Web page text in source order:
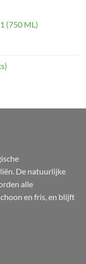
(750 ML)
De natuurlijke
alle
en fris, en blijft